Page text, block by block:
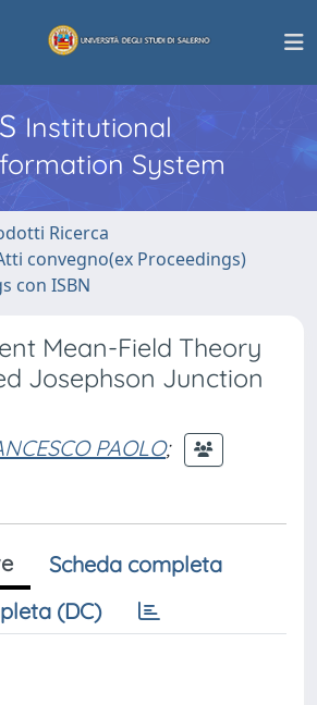
Institutional
System
Ricerca
convegno(ex Proceedings)
con ISBN
Mean-Field Theory
Josephson Junction
PAOLO;
Scheda completa
(DC)